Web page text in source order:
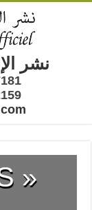
نشر
»